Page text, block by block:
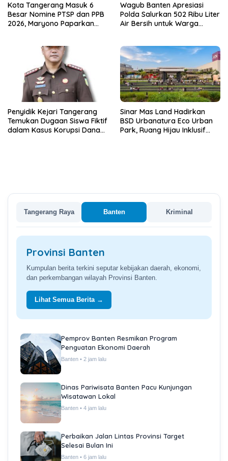
Kota Tangerang Masuk 6
Besar Nomine PTSP dan PPB
2026, Maryono Paparkan
Wagub Banten Apresiasi
Polda Salurkan 502 Ribu Liter
Air Bersih untuk Warga
Penyidik Kejari Tangerang
Temukan Dugaan Siswa Fiktif
dalam Kasus Korupsi Dana
Sinar Mas Land Hadirkan
BSD Urbanatura Eco Urban
Park, Ruang Hijau Inklusif
Tangerang Raya Banten Kriminal
Provinsi Banten
Kumpulan berita terkini seputar kebijakan daerah, ekonomi,
dan perkembangan wilayah Provinsi Banten.
Lihat Semua Berita →
Pemprov Banten Resmikan Program
Penguatan Ekonomi Daerah
Banten • 2 jam lalu
Dinas Pariwisata Banten Pacu Kunjungan
Wisatawan Lokal
Banten • 4 jam lalu
Perbaikan Jalan Lintas Provinsi Target
Selesai Bulan Ini
Banten • 6 jam lalu